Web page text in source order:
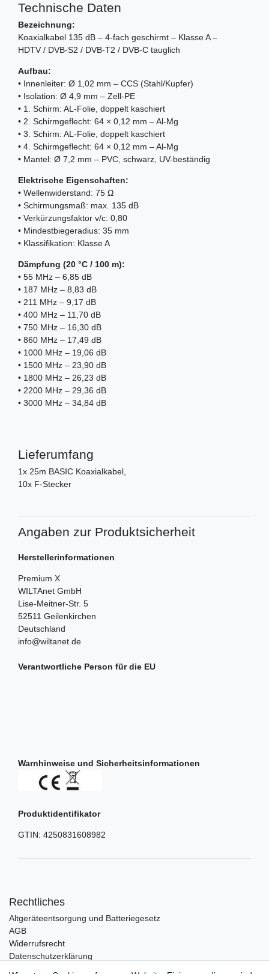
Technische Daten
Bezeichnung:
Koaxialkabel 135 dB – 4-fach geschirmt – Klasse A –
HDTV / DVB-S2 / DVB-T2 / DVB-C tauglich
Aufbau:
• Innenleiter: Ø 1,02 mm – CCS (Stahl/Kupfer)
• Isolation: Ø 4,9 mm – Zell-PE
• 1. Schirm: AL-Folie, doppelt kaschiert
• 2. Schirmgeflecht: 64 × 0,12 mm – Al-Mg
• 3. Schirm: AL-Folie, doppelt kaschiert
• 4. Schirmgeflecht: 64 × 0,12 mm – Al-Mg
• Mantel: Ø 7,2 mm – PVC, schwarz, UV-beständig
Elektrische Eigenschaften:
• Wellenwiderstand: 75 Ω
• Schirmungsmaß: max. 135 dB
• Verkürzungsfaktor v/c: 0,80
• Mindestbiegeradius: 35 mm
• Klassifikation: Klasse A
Dämpfung (20 °C / 100 m):
• 55 MHz – 6,85 dB
• 187 MHz – 8,83 dB
• 211 MHz – 9,17 dB
• 400 MHz – 11,70 dB
• 750 MHz – 16,30 dB
• 860 MHz – 17,49 dB
• 1000 MHz – 19,06 dB
• 1500 MHz – 23,90 dB
• 1800 MHz – 26,23 dB
• 2200 MHz – 29,36 dB
• 3000 MHz – 34,84 dB
Lieferumfang
1x 25m BASIC Koaxialkabel,
10x F-Stecker
Angaben zur Produktsicherheit
Herstellerinformationen
Premium X
WILTAnet GmbH
Lise-Meitner-Str. 5
52511 Geilenkirchen
Deutschland
info@wiltanet.de
Verantwortliche Person für die EU
Warnhinweise und Sicherheitsinformationen
Produktidentifikator
GTIN: 4250831608982
Rechtliches
Altgeräteentsorgung und Batteriegesetz
AGB
Widerrufsrecht
Datenschutzerklärung